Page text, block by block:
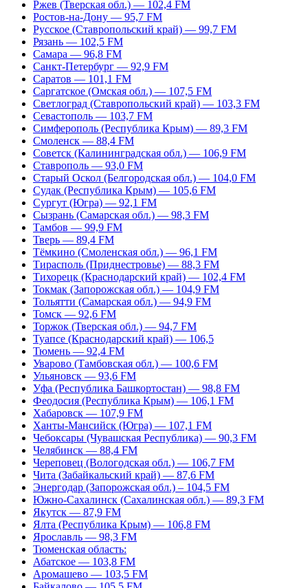
Ржев (Тверская обл.) — 102,4 FM
Ростов-на-Дону — 95,7 FM
Русское (Ставропольский край) — 99,7 FM
Рязань — 102,5 FM
Самара — 96,8 FM
Санкт-Петербург — 92,9 FM
Саратов — 101,1 FM
Саргатское (Омская обл.) — 107,5 FM
Светлоград (Ставропольский край) — 103,3 FM
Севастополь — 103,7 FM
Симферополь (Республика Крым) — 89,3 FM
Смоленск — 88,4 FM
Советск (Калининградская обл.) — 106,9 FM
Ставрополь — 93,0 FM
Старый Оскол (Белгородская обл.) — 104,0 FM
Судак (Республика Крым) — 105,6 FM
Сургут (Югра) — 92,1 FM
Сызрань (Самарская обл.) — 98,3 FM
Тамбов — 99,9 FM
Тверь — 89,4 FM
Тёмкино (Смоленская обл.) — 96,1 FM
Тирасполь (Приднестровье) — 88,3 FM
Тихорецк (Краснодарский край) — 102,4 FM
Токмак (Запорожская обл.) — 104,9 FM
Тольятти (Самарская обл.) — 94,9 FM
Томск — 92,6 FM
Торжок (Тверская обл.) — 94,7 FM
Туапсе (Краснодарский край) — 106,5
Тюмень — 92,4 FM
Уварово (Тамбовская обл.) — 100,6 FM
Ульяновск — 93,6 FM
Уфа (Республика Башкортостан) — 98,8 FM
Феодосия (Республика Крым) — 106,1 FM
Хабаровск — 107,9 FM
Ханты-Мансийск (Югра) — 107,1 FM
Чебоксары (Чувашская Республика) — 90,3 FM
Челябинск — 88,4 FM
Череповец (Вологодская обл.) — 106,7 FM
Чита (Забайкальский край) — 87,6 FM
Энергодар (Запорожская обл.) – 104,5 FM
Южно-Сахалинск (Сахалинская обл.) — 89,3 FM
Якутск — 87,9 FM
Ялта (Республика Крым) — 106,8 FM
Ярославль — 98,3 FM
Тюменская область:
Абатское — 103,8 FM
Аромашево — 103,5 FM